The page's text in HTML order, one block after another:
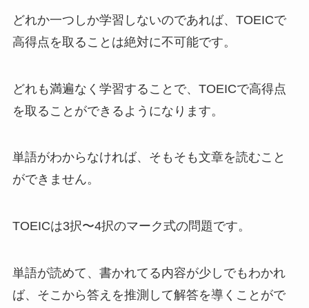
どれか一つしか学習しないのであれば、TOEICで
高得点を取ることは絶対に不可能です。
どれも満遍なく学習することで、TOEICで高得点
を取ることができるようになります。
単語がわからなければ、そもそも文章を読むこと
ができません。
TOEICは3択〜4択のマーク式の問題です。
単語が読めて、書かれてる内容が少しでもわかれ
ば、そこから答えを推測して解答を導くことがで